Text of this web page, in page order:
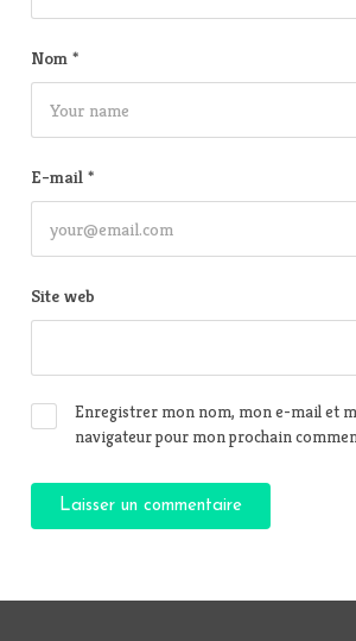
Nom *
E-mail *
Site web
Enregistrer mon nom, mon e-mail et
navigateur pour mon prochain